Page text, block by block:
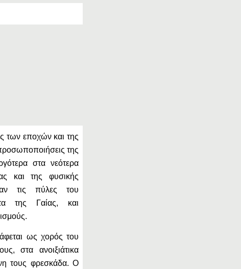
των εποχών και της
της
στα νεότερα
και της φυσικής
τις πύλες του
της Γαίας, και
ως χορός του
στα ανοιξιάτικα
τους φρεσκάδα. Ο